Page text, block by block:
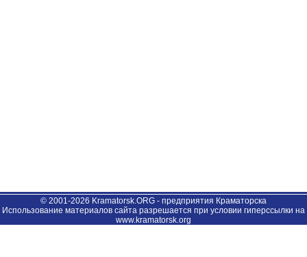
© 2001-2026 Kramatorsk.ORG - предприятия Краматорска
Использование материалов сайта разрешается при условии гиперссылки на
www.kramatorsk.org